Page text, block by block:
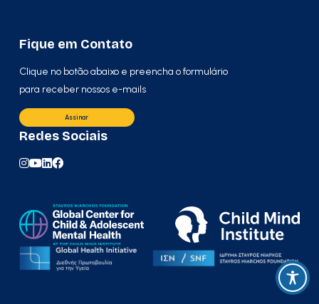
Fique em Contato
Clique no botão abaixo e preencha o formulário
para receber nossos e-mails
Assinar
Redes Sociais